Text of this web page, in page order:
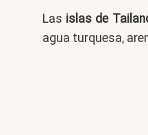
Las islas de
agua turquesa,